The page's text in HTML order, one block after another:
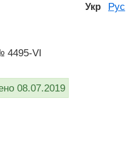
Укр Рус
4495-VI
08.07.2019